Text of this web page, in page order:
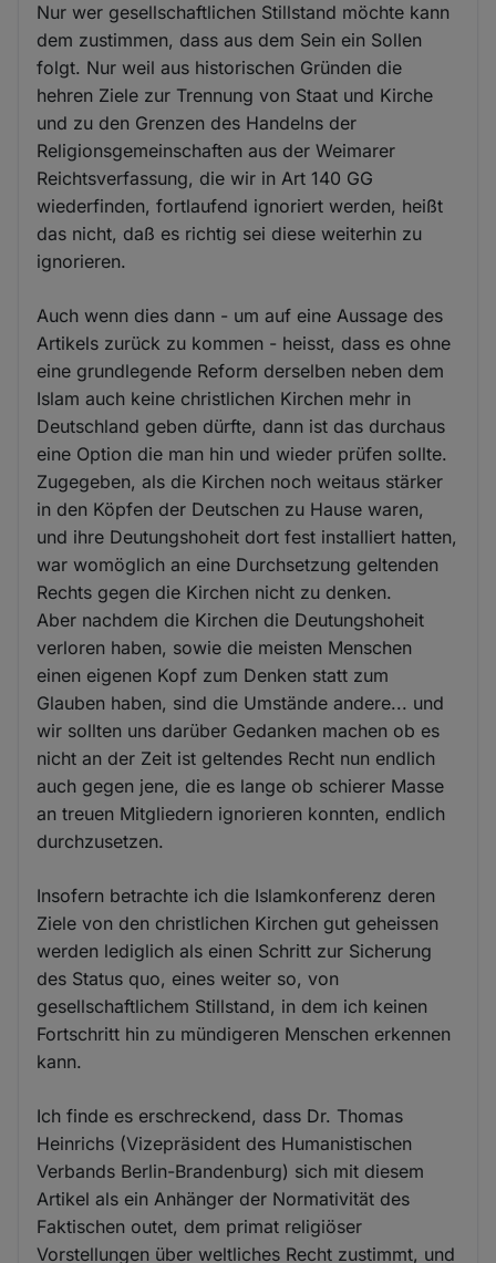
Nur wer gesellschaftlichen Stillstand möchte kann
dem zustimmen, dass aus dem Sein ein Sollen
folgt. Nur weil aus historischen Gründen die
hehren Ziele zur Trennung von Staat und Kirche
und zu den Grenzen des Handelns der
Religionsgemeinschaften aus der Weimarer
Reichtsverfassung, die wir in Art 140 GG
wiederfinden, fortlaufend ignoriert werden, heißt
das nicht, daß es richtig sei diese weiterhin zu
ignorieren.
Auch wenn dies dann - um auf eine Aussage des
Artikels zurück zu kommen - heisst, dass es ohne
eine grundlegende Reform derselben neben dem
Islam auch keine christlichen Kirchen mehr in
Deutschland geben dürfte, dann ist das durchaus
eine Option die man hin und wieder prüfen sollte.
Zugegeben, als die Kirchen noch weitaus stärker
in den Köpfen der Deutschen zu Hause waren,
und ihre Deutungshoheit dort fest installiert hatten,
war womöglich an eine Durchsetzung geltenden
Rechts gegen die Kirchen nicht zu denken.
Aber nachdem die Kirchen die Deutungshoheit
verloren haben, sowie die meisten Menschen
einen eigenen Kopf zum Denken statt zum
Glauben haben, sind die Umstände andere... und
wir sollten uns darüber Gedanken machen ob es
nicht an der Zeit ist geltendes Recht nun endlich
auch gegen jene, die es lange ob schierer Masse
an treuen Mitgliedern ignorieren konnten, endlich
durchzusetzen.
Insofern betrachte ich die Islamkonferenz deren
Ziele von den christlichen Kirchen gut geheissen
werden lediglich als einen Schritt zur Sicherung
des Status quo, eines weiter so, von
gesellschaftlichem Stillstand, in dem ich keinen
Fortschritt hin zu mündigeren Menschen erkennen
kann.
Ich finde es erschreckend, dass Dr. Thomas
Heinrichs (Vizepräsident des Humanistischen
Verbands Berlin-Brandenburg) sich mit diesem
Artikel als ein Anhänger der Normativität des
Faktischen outet, dem primat religiöser
Vorstellungen über weltliches Recht zustimmt, und